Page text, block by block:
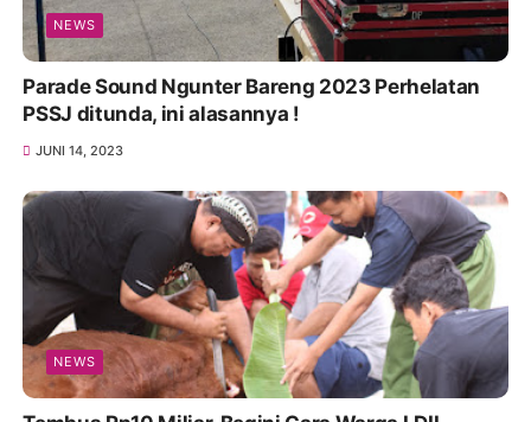
NEWS
Parade Sound Ngunter Bareng 2023 Perhelatan
PSSJ ditunda, ini alasannya !
JUNI 14, 2023
NEWS